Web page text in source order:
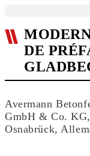
DE
Avermann
GmbH & Co.
Osnabrück,